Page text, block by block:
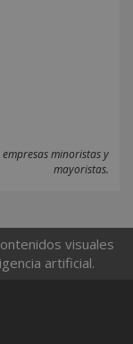
minoristas y
mayoristas.
visuales
artificial.